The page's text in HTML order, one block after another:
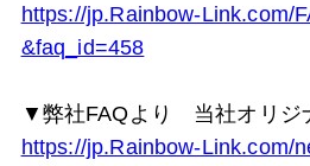
https://jp.Rainbow-Link.com/
&faq_id=458
▼弊社FAQより 当社オリジ
https://jp.Rainbow-Link.com/